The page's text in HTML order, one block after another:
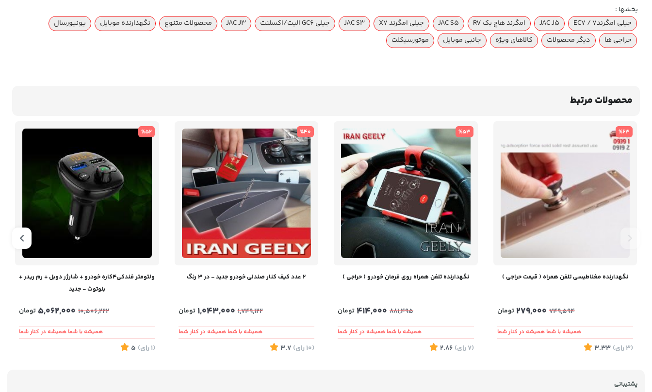
بخشها :
جیلی امگرند۷ / EC7
JAC J5 امگرند هاچ بک RV JAC S5 جیلی امگرند X7 JAC S3 جیلی GC6 الیت/اکسلنت JAC J3 محصولات متنوع نگهدارنده موبایل
یونیورسال
حراجی ها
دیگر محصولات کالاهای ویژه جانبی موبایل موتورسیکلت
محصولات مرتبط
%63
نگهدارنده مغناطیسی تلفن همراه ( قیمت حراجی )
749,594
279,000 تومان
همیشه با شما همیشه در کنار شما
(3 رای)
3.33
%53
نگهدارنده تلفن همراه روی فرمان خودرو ( حراجی )
881,495
414,000تومان
همیشه با شما همیشه در کنار شما
(7 رای)
2.86
%40
۲ عدد کیف کنار صندلی خودرو جدید - در ۳ رنگ
1,749,122
1,043,000 تومان
همیشه با شما همیشه در کنار شما
(10 رای)
3.7
%52
ولتومتر فندکی۴کاره خودرو + شارژر دوبل + رم ریدر +
بلوتوث - جدید
10,506,222
5,062,000 تومان
همیشه با شما همیشه در کنار شما
(1 رای)
5
پشتیبانی